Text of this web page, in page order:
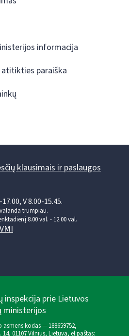
informacija
paraiška
klausimais ir paslaugos
V 8.00-15.45.
trumpiau.
8.00 val. - 12.00 val.
inspekcija prie Lietuvos
ministerijos
kodas — 188659752,
01107 Vilnius, Lietuva, el.paštas: